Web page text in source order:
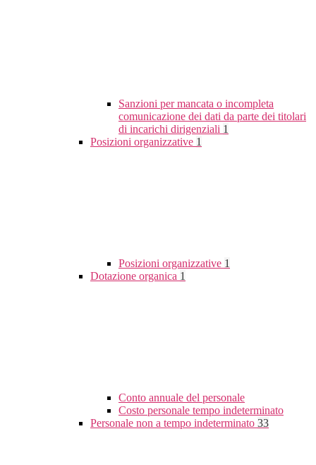
Sanzioni per mancata o incompleta
comunicazione dei dati da parte dei titolari
di incarichi dirigenziali 1
Posizioni organizzative 1
Posizioni organizzative 1
Dotazione organica 1
Conto annuale del personale
Costo personale tempo indeterminato
Personale non a tempo indeterminato 33